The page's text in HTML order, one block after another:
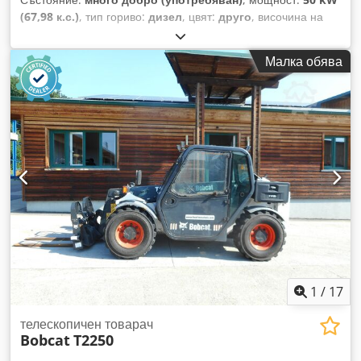
(67,98 к.с.), тип гориво: дизел, цвят: друго, височина на
, Година на производство:
на работа:2 227 h, Год на производство: 2021 Собствено
тегло: 3.664 кг Размери (Д x Ш x В): 337 x 173 x 198 см
Управление: Бок Марка двигател: Bobcat CE маркировка: да
Dodpsy D D Rzofx Af Heck Техническо състояние: много
добро Външен вид: много добър = Допълнителни опции и
оборудване = - 3-ти хидравличен кръг - Вентилатор =
Забележки = Задвижваща система Степен / Етап: Stage IV /
Tier IV final Състояние CE тип: CE Затворена кабина с
отопление, управление с SJC-джойстик, нови гумени вериги,
делукс дисплей
Малка обява
1 / 17
телескопичен товарач
BobcatT2250